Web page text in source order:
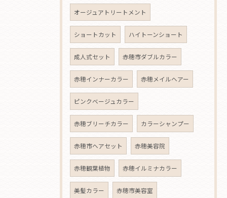
オージュアトリートメント
ショートカット ハイトーンショート
成人式セット 赤穂市ダブルカラー
赤穂インナーカラー 赤穂メイルヘアー
ピンクベージュカラー
赤穂ブリーチカラー カラーシャンプー
赤穂市ヘアセット 赤穂美容院
赤穂観葉植物 赤穂イルミナカラー
美髪カラー 赤穂市美容室